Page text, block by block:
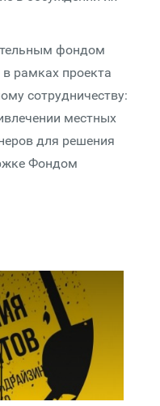
фондом
рамках проекта
сотрудничеству:
местных
для решения
Фондом